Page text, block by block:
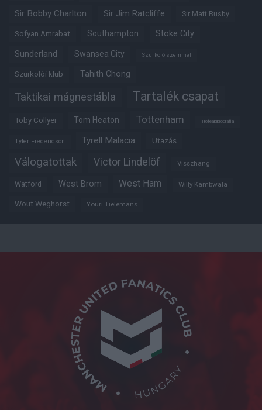
Sir Bobby Charlton Sir Jim Ratcliffe Sir Matt Busby
Sofyan Amrabat Southampton Stoke City
Sunderland Swansea City Szurkoló szemmel
Szurkolói klub Tahith Chong
Taktikai mágnestábla Tartalék csapat
Toby Collyer Tom Heaton Tottenham Trófeabibliográfia
Tyler Fredericson Tyrell Malacia Utazás
Válogatottak Victor Lindelöf Visszhang
Watford West Brom West Ham Willy Kambwala
Wout Weghorst Youri Tielemans